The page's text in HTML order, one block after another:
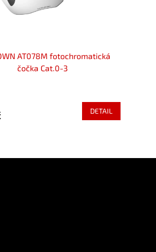
AT078M fotochromatická
čočka Cat.0-3
DETAIL